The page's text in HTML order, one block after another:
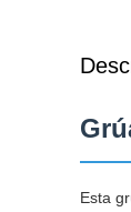
Esta